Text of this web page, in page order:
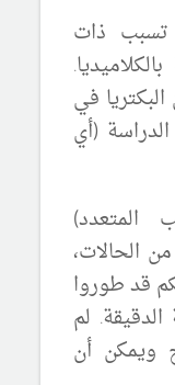
تسبب ذات
.
في
(أي
الحالات،
قد طوروا
لم
ويمكن أن